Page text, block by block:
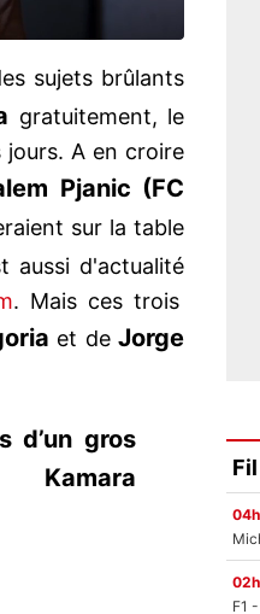
sujets brûlants
gratuitement, le
jours. A en croire
Pjanic (FC
sur la table
aussi d'actualité
. Mais ces trois
et de Jorge
d’un gros